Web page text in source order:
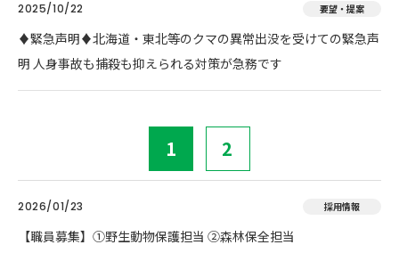
2025/10/22 要望・提案
♦️緊急声明♦️北海道・東北等のクマの異常出没を受けての緊急声
明 人身事故も捕殺も抑えられる対策が急務です
1 2
2026/01/23 採用情報
【職員募集】①野生動物保護担当 ②森林保全担当